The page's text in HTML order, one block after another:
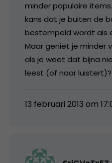
minder populaire
kans dat je buiten de
bestempeld wordt als
Maar geniet je minder
als je weet dat bijna
leest (of naar luistert)?
13 februari 2013 om